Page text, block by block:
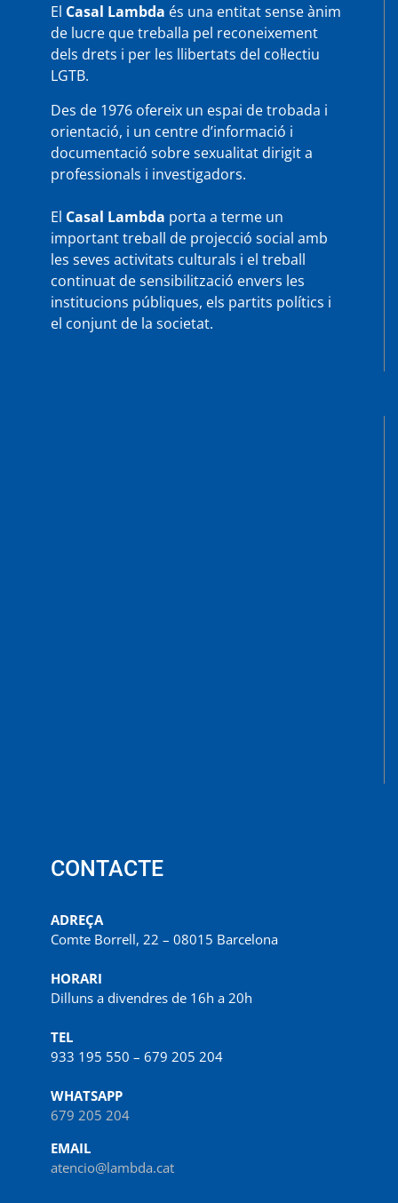
El Casal Lambda és una entitat sense ànim
de lucre que treballa pel reconeixement
dels drets i per les llibertats del col·lectiu
LGTB.
Des de 1976 ofereix un espai de trobada i
orientació, i un centre d’informació i
documentació sobre sexualitat dirigit a
professionals i investigadors.
El Casal Lambda porta a terme un
important treball de projecció social amb
les seves activitats culturals i el treball
continuat de sensibilització envers les
institucions públiques, els partits polítics i
el conjunt de la societat.
CONTACTE
ADREÇA
Comte Borrell, 22 – 08015 Barcelona
HORARI
Dilluns a divendres de 16h a 20h
TEL
933 195 550 – 679 205 204
WHATSAPP
679 205 204
EMAIL
atencio@lambda.cat